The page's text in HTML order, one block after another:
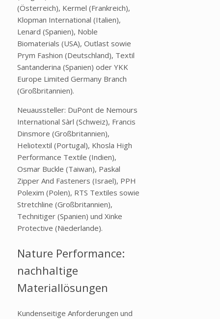
(Österreich), Kermel (Frankreich),
Klopman International (Italien),
Lenard (Spanien), Noble
Biomaterials (USA), Outlast sowie
Prym Fashion (Deutschland), Textil
Santanderina (Spanien) oder YKK
Europe Limited Germany Branch
(Großbritannien).
Neuaussteller: DuPont de Nemours
International Sàrl (Schweiz), Francis
Dinsmore (Großbritannien),
Heliotextil (Portugal), Khosla High
Performance Textile (Indien),
Osmar Buckle (Taiwan), Paskal
Zipper And Fasteners (Israel), PPH
Polexim (Polen), RTS Textiles sowie
Stretchline (Großbritannien),
Technitiger (Spanien) und Xinke
Protective (Niederlande).
Nature Performance:
nachhaltige
Materiallösungen
Kundenseitige Anforderungen und